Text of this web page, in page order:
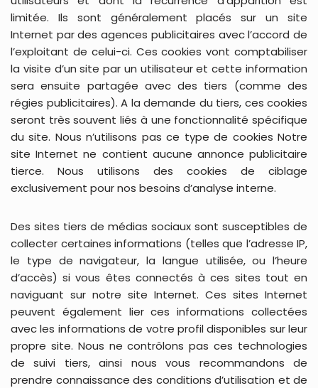
limitée. Ils sont généralement placés sur un site
Internet par des agences publicitaires avec l’accord de
l’exploitant de celui-ci. Ces cookies vont comptabiliser
la visite d’un site par un utilisateur et cette information
sera ensuite partagée avec des tiers (comme des
régies publicitaires). A la demande du tiers, ces cookies
seront très souvent liés à une fonctionnalité spécifique
du site. Nous n’utilisons pas ce type de cookies Notre
site Internet ne contient aucune annonce publicitaire
tierce. Nous utilisons des cookies de ciblage
exclusivement pour nos besoins d’analyse interne.
Des sites tiers de médias sociaux sont susceptibles de
collecter certaines informations (telles que l’adresse IP,
le type de navigateur, la langue utilisée, ou l’heure
d’accès) si vous êtes connectés à ces sites tout en
naviguant sur notre site Internet. Ces sites Internet
peuvent également lier ces informations collectées
avec les informations de votre profil disponibles sur leur
propre site. Nous ne contrôlons pas ces technologies
de suivi tiers, ainsi nous vous recommandons de
prendre connaissance des conditions d’utilisation et de